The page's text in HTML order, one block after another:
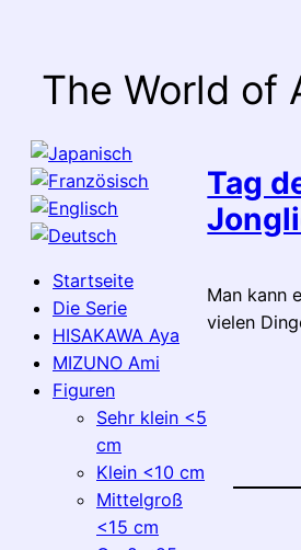
springen
The World of
Startseite
Die Serie
HISAKAWA Aya
MIZUNO Ami
Figuren
Sehr klein <5
cm
Klein <10 cm
Mittelgroß
<15 cm
Tag
Man kann
vielen